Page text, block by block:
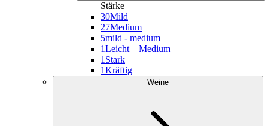
Stärke
30Mild
27Medium
5mild - medium
1Leicht – Medium
1 Stark
1Kräftig
Weine